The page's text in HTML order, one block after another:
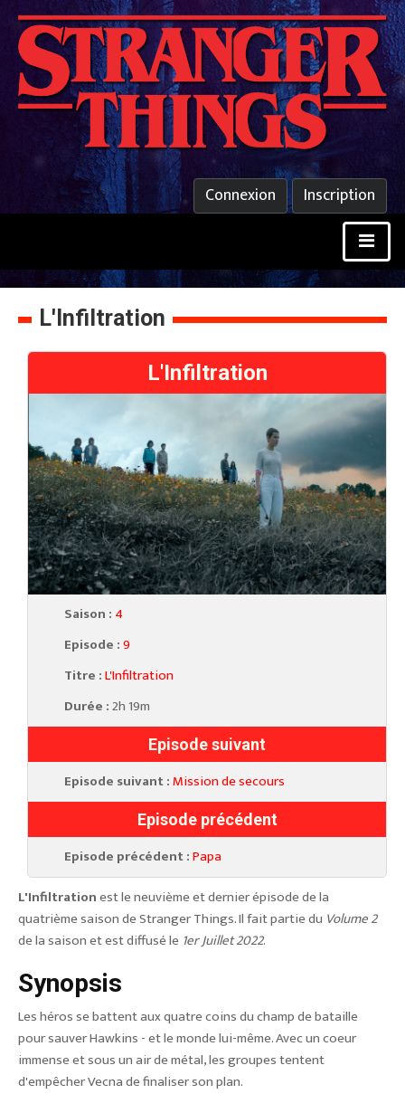
Inscription
Connexion
L'Infiltration
L'Infiltration
Saison : 4
Episode :9
Titre :L'Infiltration
Durée :2h 19m
Episode suivant
Episode suivant :Mission de secours
Episode précédent
Episode précédent :Papa
L'Infiltrationest le neuvième et dernier épisode de la
quatrième saison de Stranger Things. Il fait partie du Volume 2
de la saison et est diffusé le 1er Juillet 2022.
Synopsis
Les héros se battent aux quatre coins du champ de bataille
pour sauver Hawkins - et le monde lui-même. Avec un coeur
immense et sous un air de métal, les groupes tentent
d'empêcher Vecna de finaliser son plan.